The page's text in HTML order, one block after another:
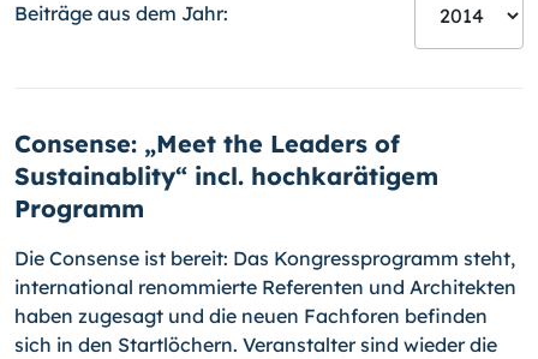
Beiträge aus dem Jahr:
Consense: „Meet the Leaders of
Sustainablity“ incl. hochkarätigem
Programm
Die Consense ist bereit: Das Kongressprogramm steht,
international reno­mmierte Referenten und Architekten
haben zugesagt und die neuen Fach­foren befinden
sich in den Startlöchern. Veranstalter sind wieder die